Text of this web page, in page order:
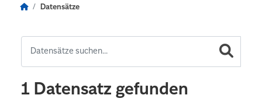
Datensätze
1 Datensatz gefunden